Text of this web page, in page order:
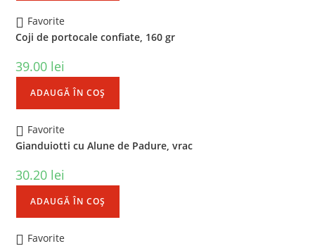
Favorite
Coji de portocale confiate, 160 gr
39.00 lei
ADAUGĂ ÎN COȘ
Favorite
Gianduiotti cu Alune de Padure, vrac
30.20 lei
ADAUGĂ ÎN COȘ
Favorite